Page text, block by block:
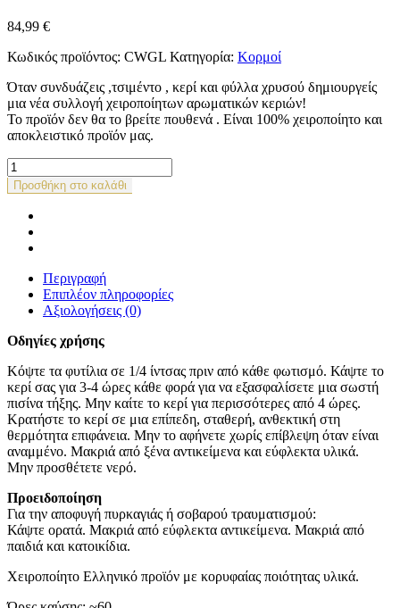
84,99 €
Κωδικός προϊόντος: CWGL Κατηγορία: Κορμοί
Όταν συνδυάζεις ,τσιμέντο , κερί και φύλλα χρυσού δημιουργείς
μια νέα συλλογή χειροποίητων αρωματικών κεριών!
Το προϊόν δεν θα το βρείτε πουθενά . Είναι 100% χειροποίητο και
αποκλειστικό προϊόν μας.
Luxury
αρωματικά
κεριά
ποσότητα
Προσθήκη στο καλάθι
Περιγραφή
Επιπλέον πληροφορίες
Αξιολογήσεις (0)
Οδηγίες χρήσης
Κόψτε τα φυτίλια σε 1/4 ίντσας πριν από κάθε φωτισμό. Κάψτε το
κερί σας για 3-4 ώρες κάθε φορά για να εξασφαλίσετε μια σωστή
πισίνα τήξης. Μην καίτε το κερί για περισσότερες από 4 ώρες.
Κρατήστε το κερί σε μια επίπεδη, σταθερή, ανθεκτική στη
θερμότητα επιφάνεια. Μην το αφήνετε χωρίς επίβλεψη όταν είναι
αναμμένο. Μακριά από ξένα αντικείμενα και εύφλεκτα υλικά.
Μην προσθέτετε νερό.
Προειδοποίηση
Για την αποφυγή πυρκαγιάς ή σοβαρού τραυματισμού:
Κάψτε ορατά. Μακριά από εύφλεκτα αντικείμενα. Μακριά από
παιδιά και κατοικίδια.
Χειροποίητο Ελληνικό προϊόν με κορυφαίας ποιότητας υλικά.